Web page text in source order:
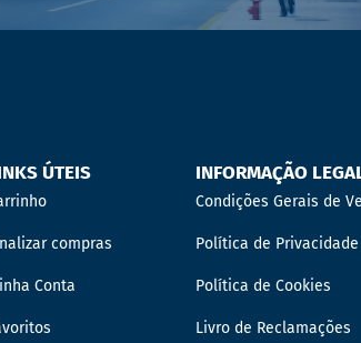
ÚTEIS
compras
Conta
INFORMAÇÃO
Condições Gerais de
Política de Privacidade
Política de Cookies
Livro de Reclamações